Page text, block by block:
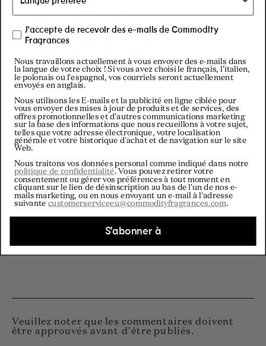
Laissez un
commentaire
Nom*
Courriel*
Commentaire*
Veuillez noter que les commentaires doivent
être approuvés avant d'être publiés.
J'accepte de recevoir des e-mails de Commodity
Fragrances
Nous travaillons actuellement à vous envoyer des e-mails dans
la langue de votre choix ! Si vous avez choisi le français, l'italien,
le polonais ou l'espagnol, vos courriels seront actuellement
envoyés en anglais.
Nous utilisons les E-mails et la publicité en ligne ciblée pour
vous envoyer des mises à jour de produits et de services, des
offres promotionnelles et d'autres communications marketing
sur la base des informations que nous recueillons à votre sujet,
telles que votre adresse électronique, votre localisation
générale et votre historique d'achat et de navigation sur le site
Web.
Nous traitons vos données personal comme indiqué dans notre
politique de confidentialité. Vous pouvez retirer votre
consentement ou gérer vos préférences à tout moment en
cliquant sur le lien de désinscription au bas de l'un de nos e-
mails marketing, ou en nous envoyant un e-mail à l'adresse
suivante customerserviceeu@commodityfragrances.com.
S'abonner à